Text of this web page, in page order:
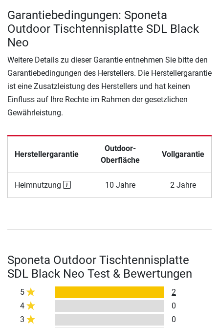
Garantiebedingungen: Sponeta
Outdoor Tischtennisplatte SDL Black
Neo
Weitere Details zu dieser Garantie entnehmen Sie bitte den
Garantiebedingungen des Herstellers. Die Herstellergarantie
ist eine Zusatzleistung des Herstellers und hat keinen
Einfluss auf Ihre Rechte im Rahmen der gesetzlichen
Gewährleistung.
Herstellergarantie
Outdoor-
Oberfläche
Vollgarantie
Heimnutzung 10 Jahre 2 Jahre
Sponeta Outdoor Tischtennisplatte
SDL Black Neo Test & Bewertungen
5
2
4
0
3
0